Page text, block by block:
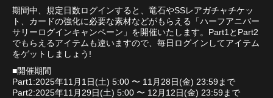
期間中、規定日数ログインすると、竜石やSSレアガチャチケッ
ト、カードの強化に必要な素材などがもらえる「ハーフアニバー
サリーログインキャンペーン」を開催いたします。Part1とPart2
でもらえるアイテムも違いますので、毎日ログインしてアイテム
をゲットしましょう!
■開催期間
Part1:2025年11月1日(土) 5:00 〜 11月28日(金) 23:59まで
Part2:2025年11月29日(土) 5:00 〜 12月12日(金) 23:59まで